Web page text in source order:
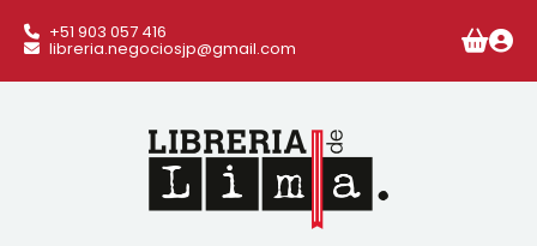
+51 903 057 416
libreria.negociosjp@gmail.com